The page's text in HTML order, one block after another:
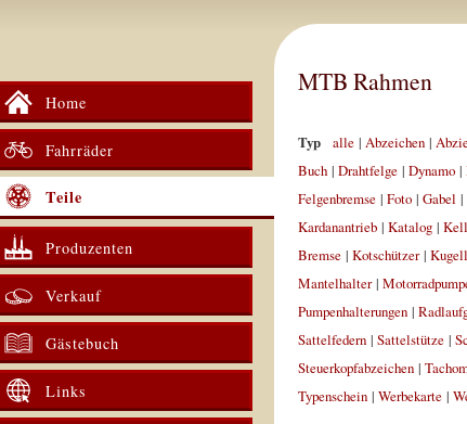
Home
Fahrräder
Teile
Produzenten
Verkauf
Gästebuch
Links
MTB Rahmen
Typ alle| Abzeichen|
Buch| Drahtfelge| Dynamo|
Felgenbremse| Foto| Gabel |
Kardanantrieb| Katalog|
Bremse| Kotschützer|
Mantelhalter|
Pumpenhalterungen|
Sattelfedern| Sattelstütze|
Steuerkopfabzeichen|
Typenschein| Werbekarte|